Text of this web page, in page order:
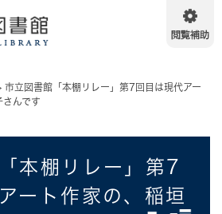
市立図書館「本棚リレー」第7回目は現代アー
さんです
本棚リレー」第7
ート作家の、稲垣